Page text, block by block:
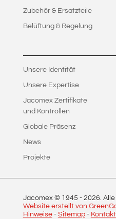
Zubehör & Ersatzteile
Belüftung & Regelung
Unsere Identität
Unsere Expertise
Jacomex Zertifikate
und Kontrollen
Globale Präsenz
News
Projekte
Jacomex © 1945 - 2026.
Website erstellt von
Hinweise- Sitemap- Kontakt